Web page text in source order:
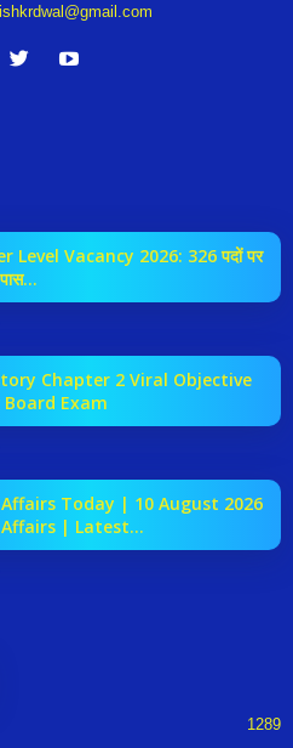
Level Vacancy 2026: 326 पदों पर
Chapter 2 Viral Objective
Exam
Today | 10 August 2026
| Latest...
1289